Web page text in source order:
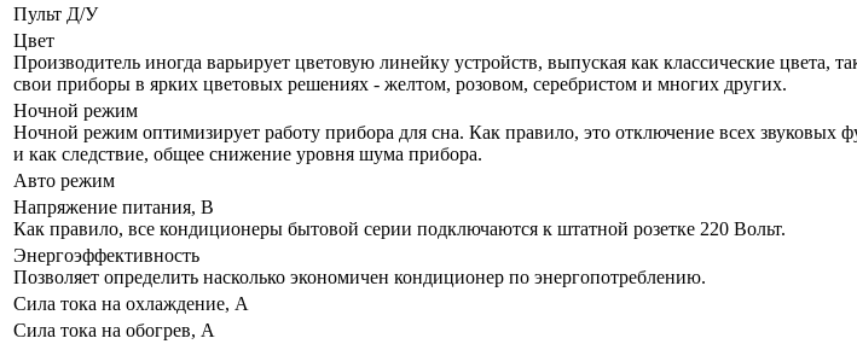
Пульт Д/У
Цвет
Производитель иногда варьирует цветовую линейку устройств, выпуская как классические
свои приборы в ярких цветовых решениях - желтом, розовом, серебристом и многих других.
Ночной режим
Ночной режим оптимизирует работу прибора для сна. Как правило, это отключение всех
и как следствие, общее снижение уровня шума прибора.
Авто режим
Напряжение питания, В
Как правило, все кондиционеры бытовой серии подключаются к штатной розетке 220 Вольт.
Энергоэффективность
Позволяет определить насколько экономичен кондиционер по энергопотреблению.
Сила тока на охлаждение, А
Сила тока на обогрев, А